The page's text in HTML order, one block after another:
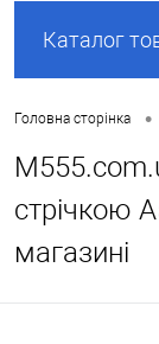
Каталог
Головна сторінка •
стрічкою
магазині